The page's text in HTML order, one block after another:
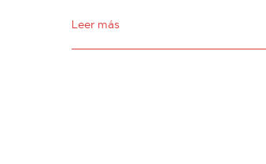
Leer más